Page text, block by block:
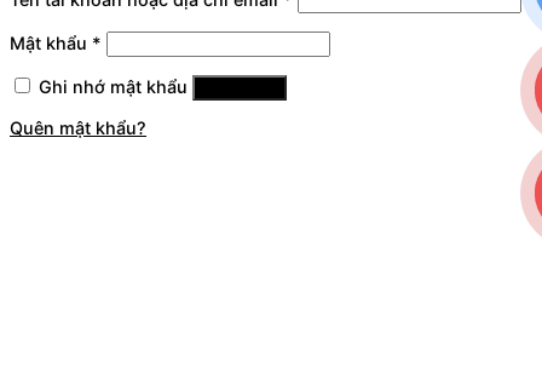
Mật khẩu *
Ghi nhớ mật khẩu
Quên mật khẩu?